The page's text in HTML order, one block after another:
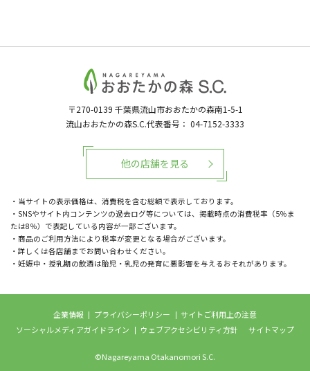
〒270-0139 千葉県流山市おおたかの森南1-5-1
流山おおたかの森S.C.代表番号： 04-7152-3333
・当サイトの表示価格は、消費税を含む総額で表示しております。
・SNSやサイト内コンテンツの過去ログ等については、掲載時点の消費税率（5％ま
たは8％）で表記している内容が一部ございます。
・商品のご利用方法により税率が変更となる場合がございます。
・詳しくは各店舗までお問い合わせください。
・妊娠中・授乳期の飲酒は胎児・乳児の発育に悪影響を与えるおそれがあります。
他の店舗を見る
企業情報 プライバシーポリシー
サイトご利用上の注意
ソーシャルメディアガイドライン
ウェブアクセシビリティ方針 サイトマップ
©Nagareyama Otakanomori S.C.